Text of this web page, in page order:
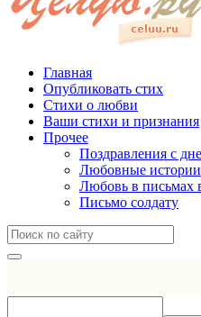
Главная
Опубликовать стих
Стихи о любви
Ваши стихи и признания
Прочее
Поздравления с
Любовные истории
Любовь в письмах
Письмо солдату